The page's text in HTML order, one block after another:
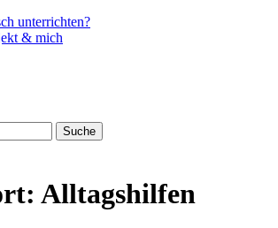
unterrichten?
& mich
Alltagshilfen